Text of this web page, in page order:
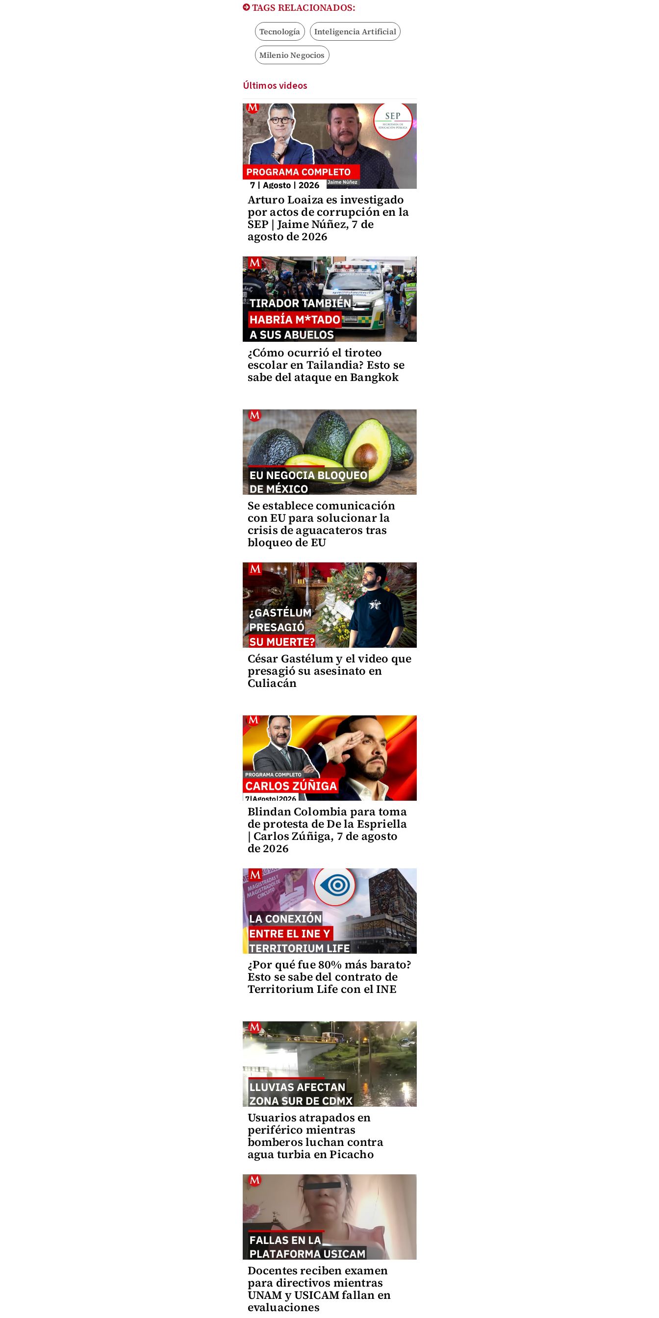
TAGS RELACIONADOS:
Tecnología Inteligencia Artificial
Milenio Negocios
Últimos videos
Arturo Loaiza es investigado
por actos de corrupción en la
SEP | Jaime Núñez, 7 de
agosto de 2026
¿Cómo ocurrió el tiroteo
escolar en Tailandia? Esto se
sabe del ataque en Bangkok
Se establece comunicación
con EU para solucionar la
crisis de aguacateros tras
bloqueo de EU
César Gastélum y el video que
presagió su asesinato en
Culiacán
Blindan Colombia para toma
de protesta de De la Espriella
| Carlos Zúñiga, 7 de agosto
de 2026
¿Por qué fue 80% más barato?
Esto se sabe del contrato de
Territorium Life con el INE
Usuarios atrapados en
periférico mientras
bomberos luchan contra
agua turbia en Picacho
Docentes reciben examen
para directivos mientras
UNAM y USICAM fallan en
evaluaciones